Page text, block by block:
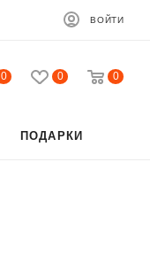
ВОЙТИ
0 0 0
ПОДАРКИ